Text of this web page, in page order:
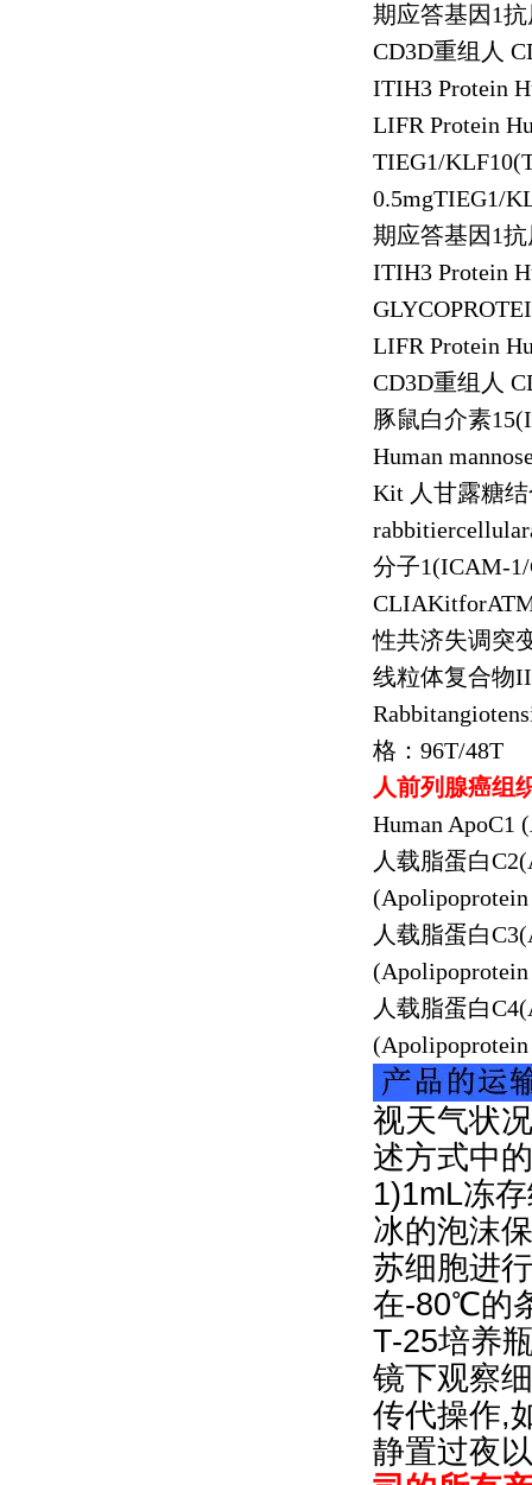
期应答基因1抗
CD3D重组人
ITIH3 Protein
LIFR Protein
TIEG1/
0.5mgTIEG1/
期应答基因1抗
ITIH3 Protein
LIFR Protein
CD3D重组人
豚鼠白介素
Human
Kit 人甘露糖
分子1(ICAM-
性共济失调突
线粒体复合物II
格： 96T/48T
人前列腺癌组
Human ApoC1
人载脂蛋白
人载脂蛋白
人载脂蛋白
视天气状
述方式中
1)1mL冻
冰的泡沫
苏细胞进
在-80℃的
T-25培养
镜下观察
传代操作,
静置过夜